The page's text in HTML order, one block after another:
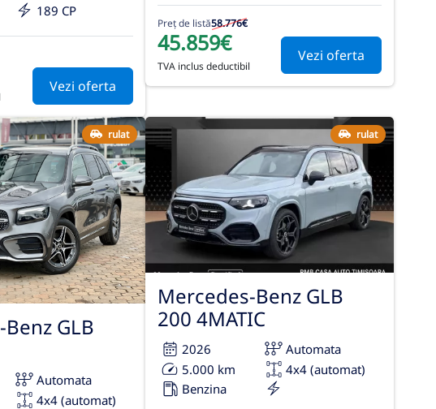
189 CP
Vezi oferta
Preț de listă58.776€
45.859€
TVA inclus deductibil
Vezi oferta
rulat
GLB
Automata
4x4 (automat)
rulat
Mercedes-Benz GLB
200 4MATIC
2026
Automata
5.000 km
4x4 (automat)
Benzina